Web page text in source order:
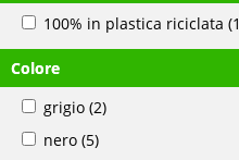
100% in plastica riciclata
Colore
grigio (2)
nero (5)